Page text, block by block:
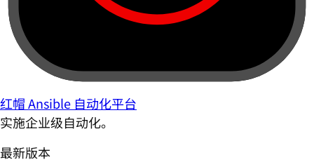
红帽 Ansible 自动化平台
实施企业级自动化。
最新版本